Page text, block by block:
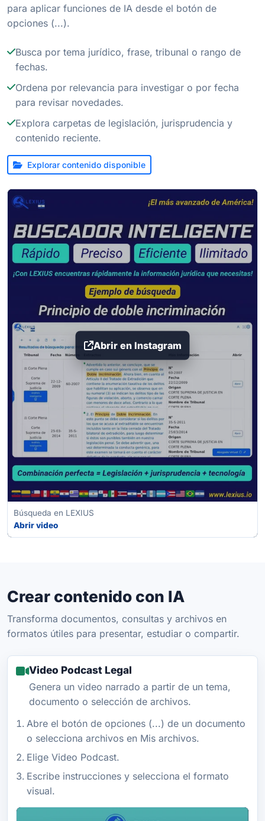
para aplicar funciones de IA desde el botón de
opciones (...).
Busca por tema jurídico, frase, tribunal o rango de
fechas.
Ordena por relevancia para investigar o por fecha
para revisar novedades.
Explora carpetas de legislación, jurisprudencia y
contenido reciente.
Explorar contenido disponible
Abrir en Instagram
Búsqueda en LEXIUS
Abrir video
Crear contenido con IA
Transforma documentos, consultas y archivos en
formatos útiles para presentar, estudiar o compartir.
Video Podcast Legal
Genera un video narrado a partir de un tema,
documento o selección de archivos.
Abre el botón de opciones (...) de un documento
o selecciona archivos en Mis archivos.
Elige Video Podcast.
Escribe instrucciones y selecciona el formato
visual.